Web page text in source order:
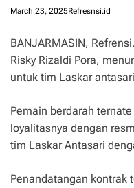
March 23, 2025Refresnsi.id
BANJARMASIN,
Risky Rizaldi Pora,
untuk tim Laskar
Pemain berdarah
loyalitasnya dengan
tim Laskar Antasari
Penandatangan kontrak